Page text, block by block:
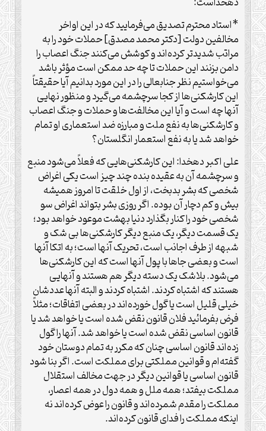
*استاد محترم تصدیق می‌فرمایید که در این اواخر
مخالفین دولت [دکتر محمد مصدق] حملات خود را به
مراتب شدیدتر کرده‌اند و کوشش می‌کنند جنگ اعصاب را
دامن بزنند این حملات تا چه حد ممکن است مؤثر باشد
می‌خواستیم نظر جنابعالی را در این مورد بدانیم آیا حقیقتاً
این کارشکنی‌ها از کجا سرچشمه می‌گیرد و منظور نهایی
آنها چه است و آیا این مخالفت‌ها و حملات و جنگ اعصاب
و کارشکنی‌ها به نفع ملت و مبارزه ضد استعماری او تمام
خواهد شد یا به نفع استعمار انگلستان؟
علی اکبر دهخدا: این کارشکنی‌هایی که فعلاً می‌شود منبع
و سرچشمه آن به عقیده بنده چند چیز است یکی اغراض
شخصی که بشر بدبخت، از اول خلقت تا امروز همیشه
بیش و کم دچار آن بوده. اگر روزی بشر بتواند اغراض سو
شخصی خود را کنار بگذارد دنیا بهشت موعود خواهد بود؛
یک قسمت دیگر، یک منبع دیگر کارشکنی‌ها بی شک و
شبهه از طرف اجانب است، تحریک آنها است؛ به اتکا آنها
است و بعضی جاها با پول آنها است که این کارشکنی‌ها
می‌شود. بلاشک یک دسته دیگر هم هستند و آنهایی
هستند که اشتباه کردند. اشتباه کردند و البته آنها عددشان
خیلی قلیل است یا گول خورده‌اند در بعضی اتفاقات؛ مثلاً
فرض بفرمائید فلان قانون نقض شده است یا خواهد شد یا
قانون اساسی نقض شده است یا خواهد شد. آنها را گول
زده‌اند قانون اساسی چنان که مکرر به تمام دوستان خود
گفته‌ام و قوانین مملکتی برای مملکت است. اگر بنا شود
قانون اساسی یا قوانین دیگر در جهت مخالف استقلال
مملکت بیفتد؛ همه ملل و همه دول در همه اعصار،
مملکت را مقدم شمرده‌اند و قانون را عوض کرده‌اند نه
اینکه مملکت را فدای قانون کرده‌اند.